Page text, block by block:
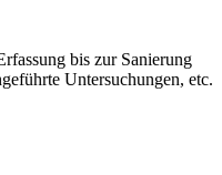
bis zur Sanierung
Untersuchungen, etc.